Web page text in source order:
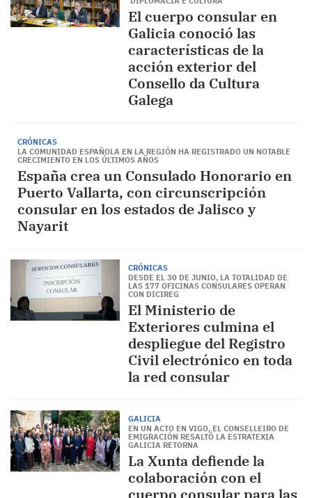
El cuerpo consular en
Galicia conoció las
características de la
acción exterior del
Consello da Cultura
Galega
CRÓNICAS
LA COMUNIDAD ESPAÑOLA EN LA REGIÓN HA REGISTRADO UN NOTABLE
CRECIMIENTO EN LOS ÚLTIMOS AÑOS
España crea un Consulado Honorario en
Puerto Vallarta, con circunscripción
consular en los estados de Jalisco y
Nayarit
CRÓNICAS
DESDE EL 30 DE JUNIO, LA TOTALIDAD DE
LAS 177 OFICINAS CONSULARES OPERAN
CON DICIREG
El Ministerio de
Exteriores culmina el
despliegue del Registro
Civil electrónico en toda
la red consular
GALICIA
EN UN ACTO EN VIGO, EL CONSELLEIRO DE
EMIGRACIÓN RESALTÓ LA ESTRATEXIA
GALICIA RETORNA
La Xunta defiende la
colaboración con el
cuerpo consular para las